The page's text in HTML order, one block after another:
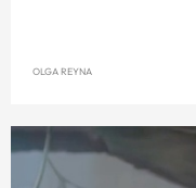
OLGA REYNA